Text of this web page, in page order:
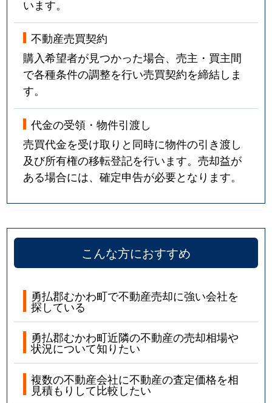
います。
不動産売買契約
購入希望者が見つかった場合、売主・買主間
で各種条件の調整を行い売買契約を締結しま
す。
代金の受領・物件引渡し
売買代金を受け取りと同時に物件の引き渡し
及び所有権の移転登記を行います。売却益が
ある場合には、確定申告が必要となります。
こんな方におすすめ
勇払郡むかわ町で不動産売却に強い会社を
探している
勇払郡むかわ町近隣の不動産の売却相場や
状況について知りたい
複数の不動産会社に不動産の査定価格を相
見積もりして比較したい